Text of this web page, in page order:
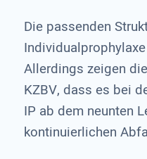
Die passenden
Allerdings zeigen
KZBV, dass es bei
IP ab dem neunten
kontinuierlichen